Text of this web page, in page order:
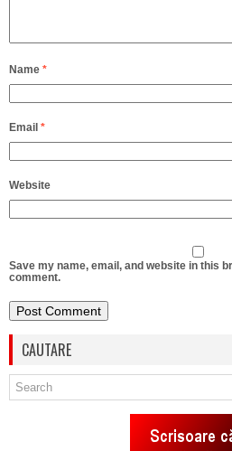
Name *
Email *
Website
Save my name, email, and website in this
comment.
CAUTARE